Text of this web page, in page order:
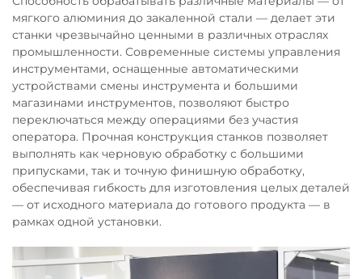
мягкого алюминия до закаленной стали — делает эти
станки чрезвычайно ценными в различных отраслях
промышленности. Современные системы управления
инструментами, оснащенные автоматическими
устройствами смены инструмента и большими
магазинами инструментов, позволяют быстро
переключаться между операциями без участия
оператора. Прочная конструкция станков позволяет
выполнять как черновую обработку с большими
припусками, так и точную финишную обработку,
обеспечивая гибкость для изготовления целых деталей
— от исходного материала до готового продукта — в
рамках одной установки.